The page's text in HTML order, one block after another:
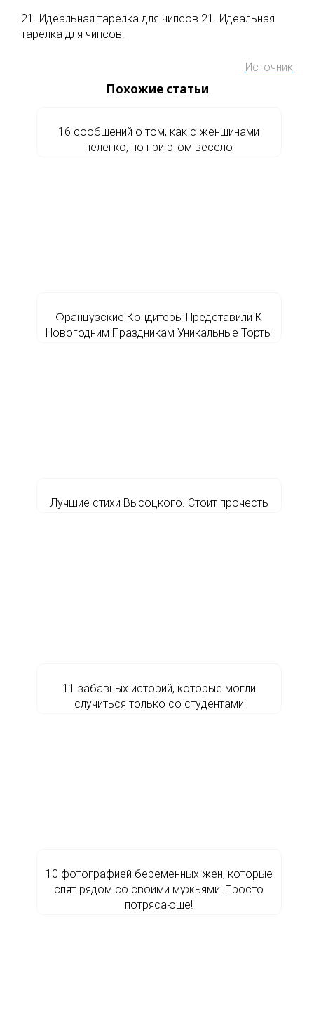
21. Идеальная тарелка для чипсов.21. Идеальная
тарелка для чипсов.
Источник
Похожие статьи
16 сообщений о том, как с женщинами
нелегко, но при этом весело
Французские Кондитеры Представили К
Новогодним Праздникам Уникальные Торты
Лучшие стихи Высоцкого. Стоит прочесть
11 забавных историй, которые могли
случиться только со студентами
10 фотографией беременных жен, которые
спят рядом со своими мужьями! Просто
потрясающе!